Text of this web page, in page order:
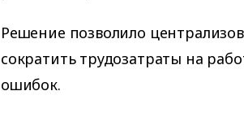
Решение позволило
сократить трудозатраты на
ошибок.